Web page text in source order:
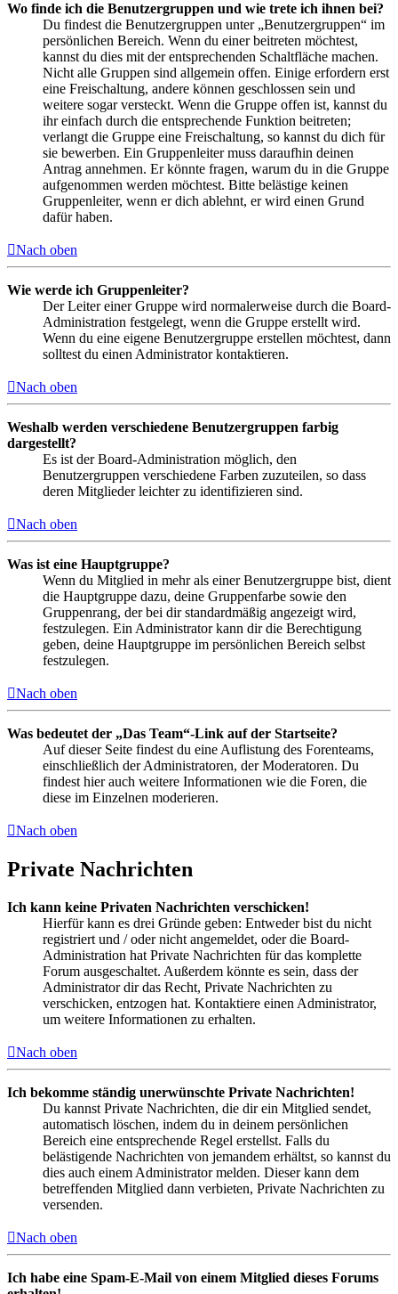
Wo finde ich die Benutzergruppen und wie trete ich ihnen bei?
Du findest die Benutzergruppen unter „Benutzergruppen“ im
persönlichen Bereich. Wenn du einer beitreten möchtest,
kannst du dies mit der entsprechenden Schaltfläche machen.
Nicht alle Gruppen sind allgemein offen. Einige erfordern erst
eine Freischaltung, andere können geschlossen sein und
weitere sogar versteckt. Wenn die Gruppe offen ist, kannst du
ihr einfach durch die entsprechende Funktion beitreten;
verlangt die Gruppe eine Freischaltung, so kannst du dich für
sie bewerben. Ein Gruppenleiter muss daraufhin deinen
Antrag annehmen. Er könnte fragen, warum du in die Gruppe
aufgenommen werden möchtest. Bitte belästige keinen
Gruppenleiter, wenn er dich ablehnt, er wird einen Grund
dafür haben.
Nach oben
Wie werde ich Gruppenleiter?
Der Leiter einer Gruppe wird normalerweise durch die Board-
Administration festgelegt, wenn die Gruppe erstellt wird.
Wenn du eine eigene Benutzergruppe erstellen möchtest, dann
solltest du einen Administrator kontaktieren.
Nach oben
Weshalb werden verschiedene Benutzergruppen farbig
dargestellt?
Es ist der Board-Administration möglich, den
Benutzergruppen verschiedene Farben zuzuteilen, so dass
deren Mitglieder leichter zu identifizieren sind.
Nach oben
Was ist eine Hauptgruppe?
Wenn du Mitglied in mehr als einer Benutzergruppe bist, dient
die Hauptgruppe dazu, deine Gruppenfarbe sowie den
Gruppenrang, der bei dir standardmäßig angezeigt wird,
festzulegen. Ein Administrator kann dir die Berechtigung
geben, deine Hauptgruppe im persönlichen Bereich selbst
festzulegen.
Nach oben
Was bedeutet der „Das Team“-Link auf der Startseite?
Auf dieser Seite findest du eine Auflistung des Forenteams,
einschließlich der Administratoren, der Moderatoren. Du
findest hier auch weitere Informationen wie die Foren, die
diese im Einzelnen moderieren.
Nach oben
Private Nachrichten
Ich kann keine Privaten Nachrichten verschicken!
Hierfür kann es drei Gründe geben: Entweder bist du nicht
registriert und / oder nicht angemeldet, oder die Board-
Administration hat Private Nachrichten für das komplette
Forum ausgeschaltet. Außerdem könnte es sein, dass der
Administrator dir das Recht, Private Nachrichten zu
verschicken, entzogen hat. Kontaktiere einen Administrator,
um weitere Informationen zu erhalten.
Nach oben
Ich bekomme ständig unerwünschte Private Nachrichten!
Du kannst Private Nachrichten, die dir ein Mitglied sendet,
automatisch löschen, indem du in deinem persönlichen
Bereich eine entsprechende Regel erstellst. Falls du
belästigende Nachrichten von jemandem erhältst, so kannst du
dies auch einem Administrator melden. Dieser kann dem
betreffenden Mitglied dann verbieten, Private Nachrichten zu
versenden.
Nach oben
Ich habe eine Spam-E-Mail von einem Mitglied dieses Forums